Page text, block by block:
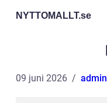
NYTTOMALLT.se
09 juni 2026 admin